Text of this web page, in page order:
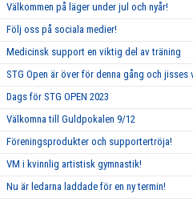
Välkommen på läger under jul och nyår!
Följ oss på sociala medier!
Medicinsk support en viktig del av träning
STG Open är över för denna gång och
Dags för STG OPEN 2023
Välkomna till Guldpokalen 9/12
Föreningsprodukter och supportertröja!
VM i kvinnlig artistisk gymnastik!
Nu är ledarna laddade för en ny termin!